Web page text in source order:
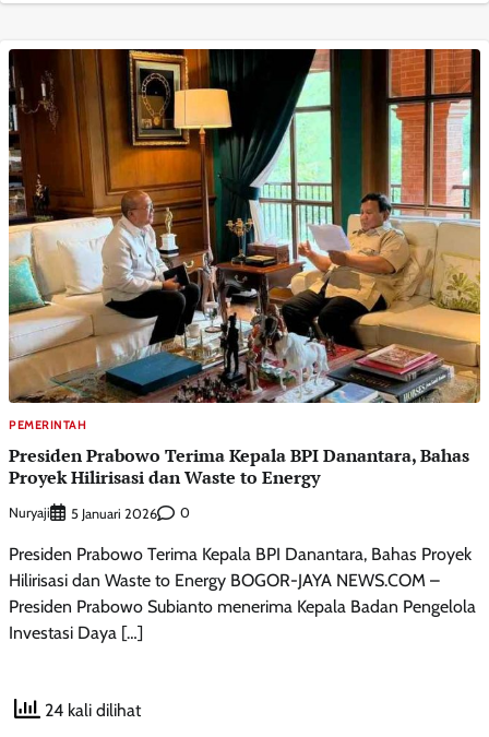
PEMERINTAH
Presiden Prabowo Terima Kepala BPI Danantara, Bahas
Proyek Hilirisasi dan Waste to Energy
Nuryaji 5 Januari 2026 0
Presiden Prabowo Terima Kepala BPI Danantara, Bahas Proyek
Hilirisasi dan Waste to Energy BOGOR-JAYA NEWS.COM –
Presiden Prabowo Subianto menerima Kepala Badan Pengelola
Investasi Daya […]
24 kali dilihat